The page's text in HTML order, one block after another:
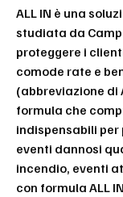
ALL IN è una
studiata da
proteggere i
comode rate e
(abbreviazione di
formula che
indispensabili
eventi dannosi
incendio, eventi
con formula ALL